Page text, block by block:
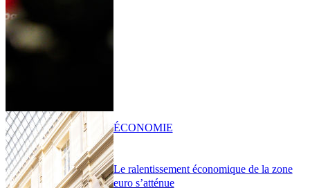
Le ralentissement économique de la zone
euro s’atténue
ÉCONOMIE